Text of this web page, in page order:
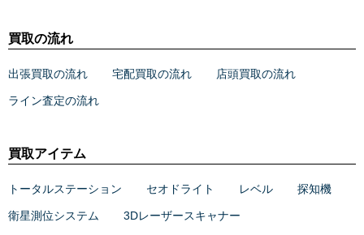
買取の流れ
出張買取の流れ 宅配買取の流れ 店頭買取の流れ
ライン査定の流れ
買取アイテム
トータルステーション セオドライト レベル 探知機
衛星測位システム 3Dレーザースキャナー